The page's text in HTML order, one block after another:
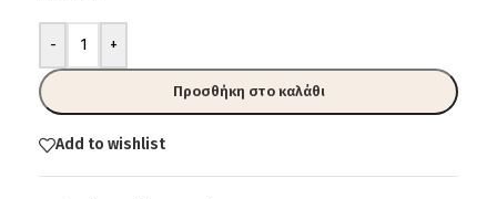
- +
Προσθήκη στο καλάθι
Add to wishlist